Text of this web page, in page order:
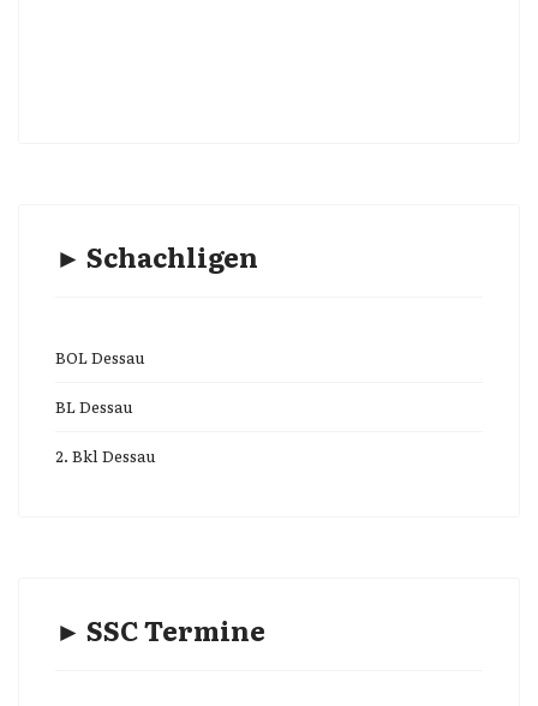
► Schachligen
BOL Dessau
BL Dessau
2. Bkl Dessau
► SSC Termine